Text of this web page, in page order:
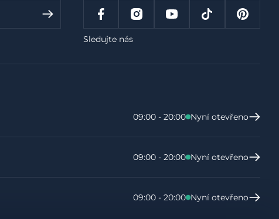
Sledujte nás
09:00 - 20:00 Nyní otevřeno
09:00 - 20:00 Nyní otevřeno
09:00 - 20:00 Nyní otevřeno